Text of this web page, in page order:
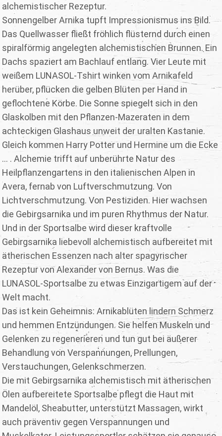
alchemistischer Rezeptur.
Sonnengelber Arnika tupft Impressionismus ins Bild.
Das Quellwasser fließt fröhlich flüsternd durch einen
spiralförmig angelegten alchemistischen Brunnen. Ein
Dachs spaziert am Bachlauf entlang. Vier Leute mit
weißem LUNASOL-Tshirt winken vom Arnikafeld
herüber, pflücken die gelben Blüten per Hand in
geflochtene Körbe. Die Sonne spiegelt sich in den
Glaskolben mit den Pflanzen-Mazeraten in dem
achteckigen Glashaus unweit der uralten Kastanie.
Gleich kommen Harry Potter und Hermine um die Ecke
… . Alchemie trifft auf unberührte Natur des
Heilpflanzengartens in den italienischen Alpen in
Avera, fernab von Luftverschmutzung. Von
Lichtverschmutzung. Von Pestiziden. Hier wachsen
die Gebirgsarnika und im puren Rhythmus der Natur.
Und in der Sportsalbe wird dieser kraftvolle
Gebirgsarnika liebevoll alchemistisch aufbereitet mit
ätherischen Essenzen nach alter spagyrischer
Rezeptur von Alexander von Bernus. Was die
LUNASOL-Sportsalbe zu etwas Einzigartigem auf der
Welt macht.
Das ist kein Geheimnis: Arnikablüten lindern Schmerz
und hemmen Entzündungen. Sie helfen Muskeln und
Gelenken zu regenerieren und tun gut bei äußerer
Behandlung von Verspannungen, Prellungen,
Verstauchungen, Gelenkschmerzen.
Die mit Gebirgsarnika alchemistisch mit ätherischen
Ölen aufbereitete Sportsalbe pflegt die Haut mit
Mandelöl, Sheabutter, unterstützt Massagen, wirkt
auch präventiv gegen Verspannungen und